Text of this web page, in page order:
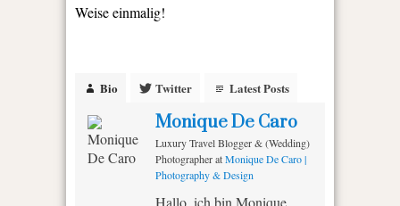
Weise einmalig!
Bio Twitter Latest Posts
Monique De Caro
Luxury Travel Blogger & (Wedding)
PhotographeratMonique De Caro |
Photography & Design
Hallo, ich bin Monique